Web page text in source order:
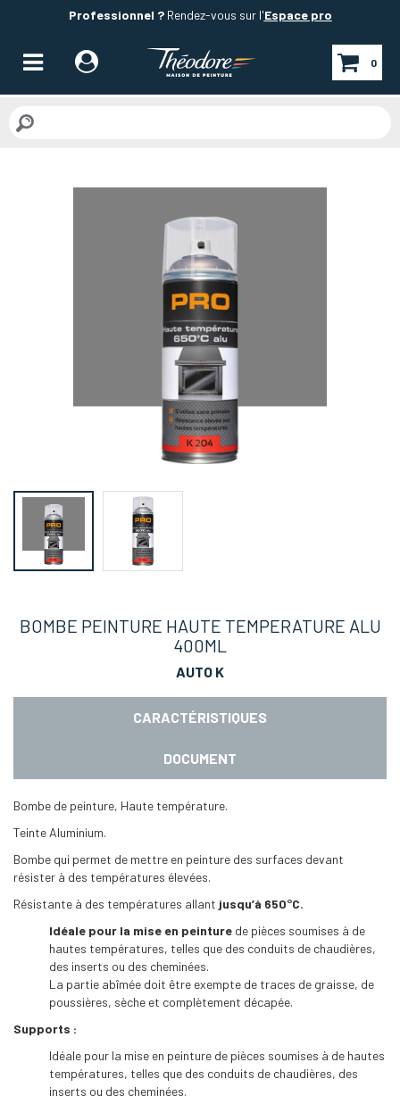
Professionnel ?Rendez-vous sur l'Espace pro
0
BOMBE PEINTURE HAUTE TEMPERATURE ALU
400ML
AUTO K
CARACTÉRISTIQUES
DOCUMENT
Bombe de peinture, Haute température.
Teinte Aluminium.
Bombe qui permet de mettre en peinture des surfaces devant
résister à des températures élevées.
Résistante à des températures allant jusqu’à 650°C.
Idéale pour la mise en peinture de pièces soumises à de
hautes températures, telles que des conduits de chaudières,
des inserts ou des cheminées.
La partie abîmée doit être exempte de traces de graisse, de
poussières, sèche et complètement décapée.
Supports :
Idéale pour la mise en peinture de pièces soumises à de hautes
températures, telles que des conduits de chaudières, des
inserts ou des cheminées.